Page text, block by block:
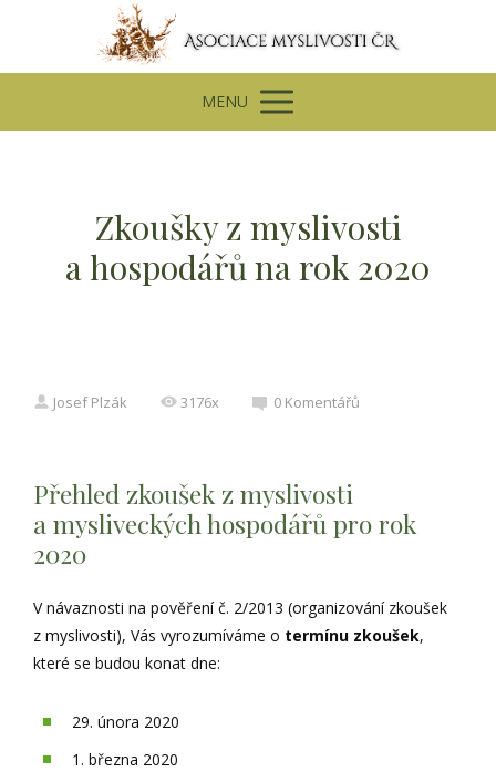
MENU
Zkoušky z myslivosti
a hospodářů na rok 2020
Josef Plzák 3176x 0 Komentářů
Přehled zkoušek z myslivosti
a mysliveckých hospodářů pro rok
2020
V návaznosti na pověření č. 2/2013 (organizování zkoušek
z myslivosti), Vás vyrozumíváme o termínu zkoušek,
které se budou konat dne:
29. února 2020
1. března 2020